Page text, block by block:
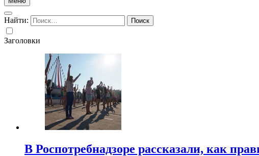
Найти:
Заголовки
В Роспотребнадзоре рассказали, как